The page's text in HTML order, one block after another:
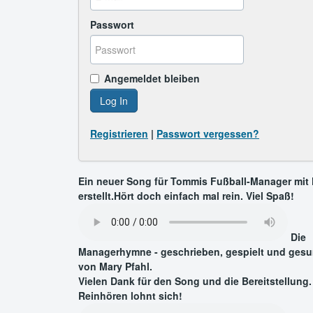
Passwort
Angemeldet bleiben
Log In
Registrieren | Passwort vergessen?
Ein neuer Song für Tommis Fußball-Manager mit
erstellt.Hört doch einfach mal rein. Viel Spaß!
Die
Managerhymne - geschrieben, gespielt und
von Mary Pfahl.
Vielen Dank für den Song und die Bereitstellung.
Reinhören lohnt sich!